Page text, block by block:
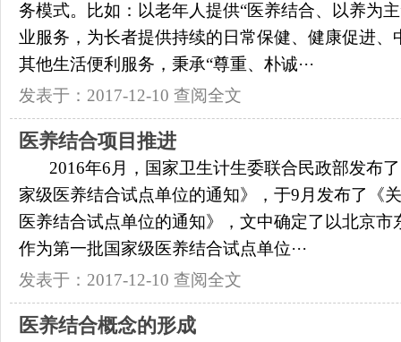
务模式。比如：以老年人提供“医养结合、以养为
业服务，为长者提供持续的日常保健、健康促进、
其他生活便利服务，秉承“尊重、朴诚···
发表于：2017-12-10 查阅全文
医养结合项目推进
2016年6月，国家卫生计生委联合民政部发布
家级医养结合试点单位的通知》，于9月发布了《
医养结合试点单位的通知》，文中确定了以北京市
作为第一批国家级医养结合试点单位···
发表于：2017-12-10 查阅全文
医养结合概念的形成